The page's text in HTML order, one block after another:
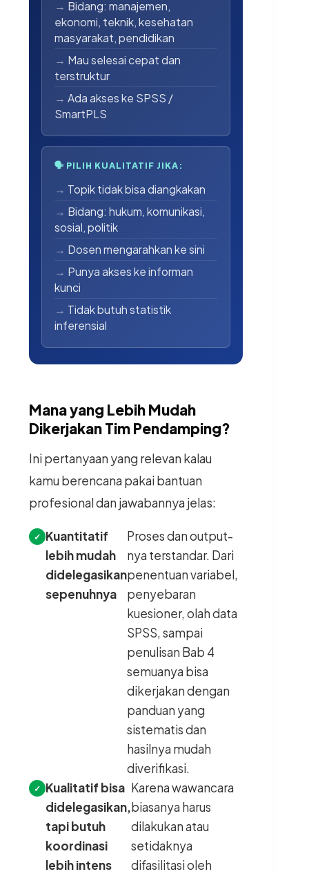
Bidang: manajemen,
ekonomi, teknik, kesehatan
masyarakat, pendidikan
Mau selesai cepat dan
terstruktur
Ada akses ke SPSS /
SmartPLS
🗣 PILIH KUALITATIF JIKA:
Topik tidak bisa diangkakan
Bidang: hukum, komunikasi,
sosial, politik
Dosen mengarahkan ke sini
Punya akses ke informan
kunci
Tidak butuh statistik
inferensial
Mana yang Lebih Mudah
Dikerjakan Tim Pendamping?
Ini pertanyaan yang relevan kalau
kamu berencana pakai bantuan
profesional dan jawabannya jelas:
Kuantitatif
lebih mudah
didelegasikan
sepenuhnya
Proses dan output-
nya terstandar. Dari
penentuan variabel,
penyebaran
kuesioner, olah data
SPSS, sampai
penulisan Bab 4
semuanya bisa
dikerjakan dengan
panduan yang
sistematis dan
hasilnya mudah
diverifikasi.
Kualitatif bisa
didelegasikan,
tapi butuh
koordinasi
lebih intens
Karena wawancara
biasanya harus
dilakukan atau
setidaknya
difasilitasi oleh